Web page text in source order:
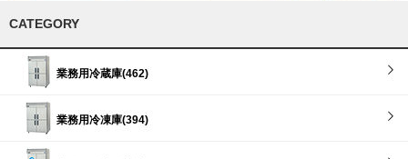
CATEGORY
業務用冷蔵庫(462)
業務用冷凍庫(394)